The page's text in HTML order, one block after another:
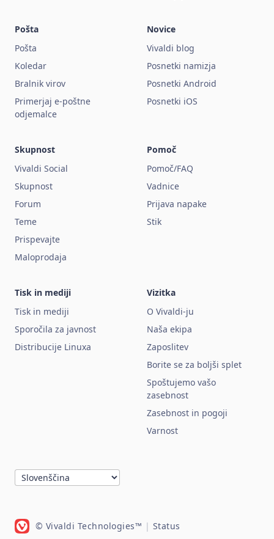
Pošta
Pošta
Koledar
Bralnik virov
Primerjaj e-poštne
odjemalce
Novice
Vivaldi blog
Posnetki namizja
Posnetki Android
Posnetki iOS
Skupnost
Vivaldi Social
Skupnost
Forum
Teme
Prispevajte
Maloprodaja
Pomoč
Pomoč/FAQ
Vadnice
Prijava napake
Stik
Tisk in mediji
Tisk in mediji
Sporočila za javnost
Distribucije Linuxa
Vizitka
O Vivaldi-ju
Naša ekipa
Zaposlitev
Borite se za boljši splet
Spoštujemo vašo
zasebnost
Zasebnost in pogoji
Varnost
© Vivaldi Technologies™ | Status